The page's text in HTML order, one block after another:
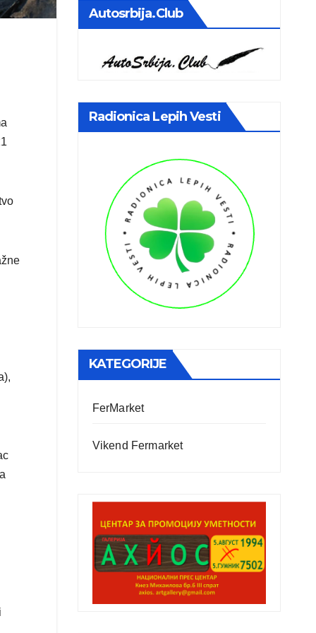
Autosrbija.club
Radionica Lepih Vesti
KATEGORIJE
FerMarket
Vikend Fermarket